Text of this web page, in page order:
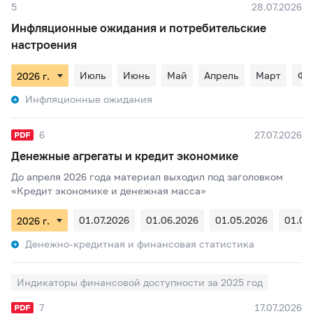
5 28.07.2026
Инфляционные ожидания и потребительские
настроения
Июль Июнь Май Апрель Март
Инфляционные ожидания
6 27.07.2026
Денежные агрегаты и кредит экономике
До апреля 2026 года материал выходил под заголовком
«Кредит экономике и денежная масса»
01.07.2026 01.06.2026 01.05.2026
Денежно-кредитная и финансовая статистика
Индикаторы финансовой доступности за 2025 год
7 17.07.2026